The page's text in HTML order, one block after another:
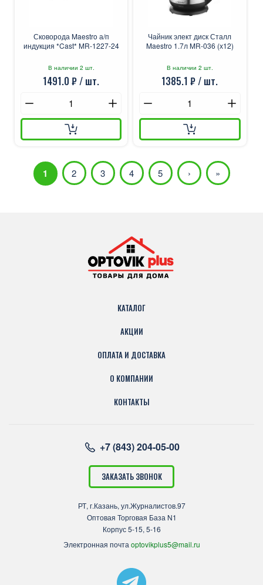
Сковорода Maestro а/п
индукция *Cast* MR-1227-24
В наличии 2 шт.
1491.0 ₽ / шт.
Чайник элект диск Сталл
Maestro 1.7л MR-036 (х12)
В наличии 2 шт.
1385.1 ₽ / шт.
1 2 3 4 5 › »
КАТАЛОГ
АКЦИИ
ОПЛАТА И ДОСТАВКА
О КОМПАНИИ
КОНТАКТЫ
+7 (843) 204-05-00
ЗАКАЗАТЬ ЗВОНОК
РТ, г.Казань, ул.Журналистов.97
Оптовая Торговая База N1
Корпус 5-15, 5-16
Электронная почта optovikplus5@mail.ru